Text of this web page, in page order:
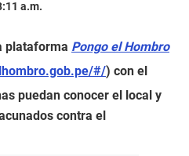
a.m.
plataforma Pongo el Hombro
#/) con el
puedan conocer el local y
contra el